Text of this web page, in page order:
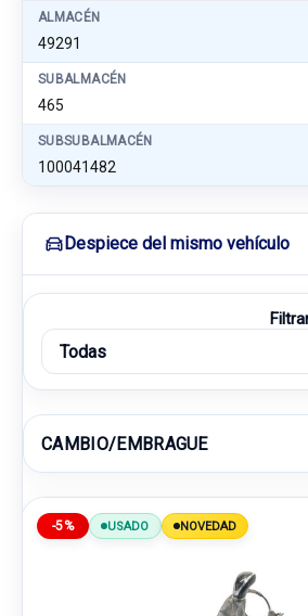
ALMACÉN
49291
SUBALMACÉN
465
SUBSUBALMACÉN
100041482
Despiece del mismo vehículo
CAMBIO/EMBRAGUE
-5% USADO NOVEDAD